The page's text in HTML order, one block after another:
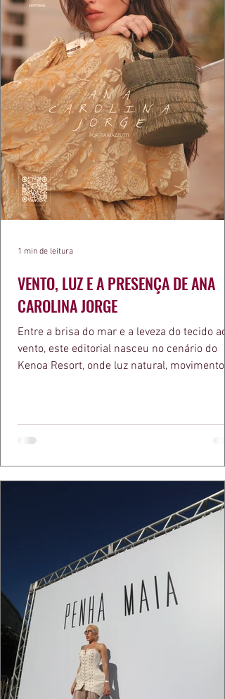
VENTO, LUZ E A PRESENÇA DE ANA
CAROLINA JORGE
Entre a brisa do mar e a leveza do tecido ao
vento, este editorial nasceu no cenário do
Kenoa Resort, onde luz natural, movimento e
bolsa da Malu Pires, em uma composição
algo de intemporal em vestir o vento e
que ele conduza a cena. Cada dobra do
cada reflexo dourado da luz sobre a pe
1 min de leitura